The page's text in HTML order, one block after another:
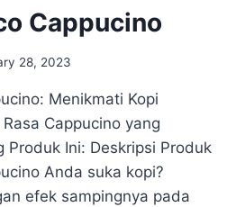
Cappucino
28, 2023
Menikmati Kopi
Cappucino yang
Produk Ini: Deskripsi Produk
Anda suka kopi?
efek sampingnya pada